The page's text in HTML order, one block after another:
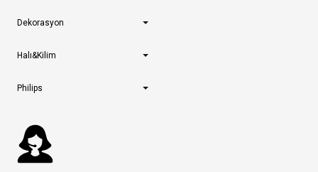
Dekorasyon
Halı&Kilim
Philips